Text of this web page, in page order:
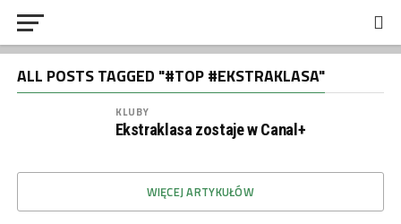
ALL POSTS TAGGED "#TOP #EKSTRAKLASA"
KLUBY
Ekstraklasa zostaje w Canal+
WIĘCEJ ARTYKUŁÓW